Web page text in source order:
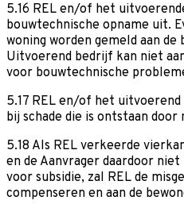
5.16 REL en/of het
bouwtechnische opname uit.
woning worden gemeld aan
Uitvoerend bedrijf kan niet
voor bouwtechnische
5.17 REL en/of het
bij schade die is ontstaan door
5.18 Als REL verkeerde
en de Aanvrager daardoor
voor subsidie, zal REL de
compenseren en aan de